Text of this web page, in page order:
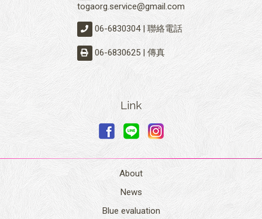
togaorg.service@gmail.com
06-6830304 | 聯絡電話
06-6830625 | 傳真
Link
About
News
Blue evaluation